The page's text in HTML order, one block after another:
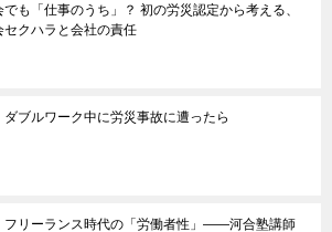
でも「仕事のうち」？ 初の労災認定から考える、
セクハラと会社の責任
ダブルワーク中に労災事故に遭ったら
フリーランス時代の「労働者性」――河合塾講師